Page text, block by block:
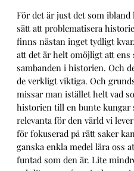
För det är just det som
sätt att problematisera
finns nästan inget tydligt
att det är helt omöjligt att ens
sambanden i historien. Och
de verkligt viktiga. Och
missar man istället helt vad
historien till en bunte kungar
relevanta för den värld vi
för fokuserad på rätt saker
ganska enkla medel lära oss
funtad som den är. Lite